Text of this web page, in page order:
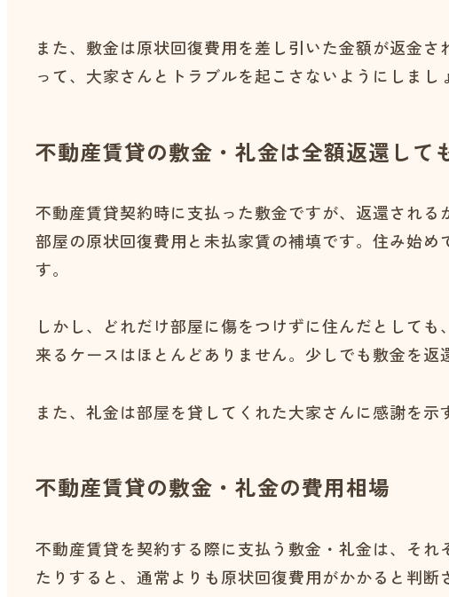
また、敷金は原状回復費用を差し引いた金額が返金
って、大家さんとトラブルを起こさないようにしまし
不動産賃貸の敷金・礼金は全額返還して
不動産賃貸契約時に支払った敷金ですが、返還され
部屋の原状回復費用と未払家賃の補填です。住み始
す。
しかし、どれだけ部屋に傷をつけずに住んだとして
来るケースはほとんどありません。少しでも敷金を返
また、礼金は部屋を貸してくれた大家さんに感謝を
不動産賃貸の敷金・礼金の費用相場
不動産賃貸を契約する際に支払う敷金・礼金は、そ
たりすると、通常よりも原状回復費用がかかると判